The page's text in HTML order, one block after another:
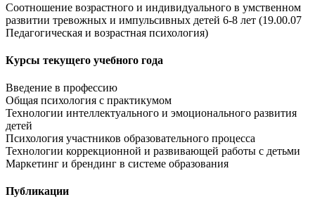
Соотношение возрастного и индивидуального в умственном
развитии тревожных и импульсивных детей 6-8 лет (19.00.07
Педагогическая и возрастная психология)
Курсы текущего учебного года
Введение в профессию
Общая психология с практикумом
Технологии интеллектуального и эмоционального развития
детей
Психология участников образовательного процесса
Технологии коррекционной и развивающей работы с детьми
Маркетинг и брендинг в системе образования
Публикации